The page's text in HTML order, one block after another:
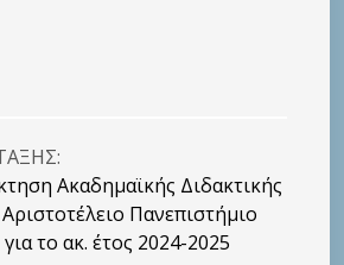
Ακαδημαϊκής Διδακτικής
Πανεπιστήμιο
το ακ. έτος 2024-2025